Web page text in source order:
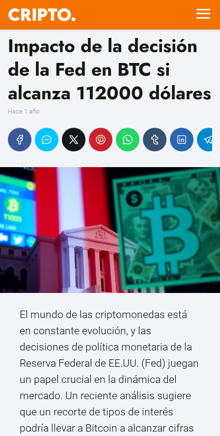
Impacto de la decisión
de la Fed en BTC si
alcanza 112000 dólares
hace 1 año
El mundo de las criptomonedas está
en constante evolución, y las
decisiones de política monetaria de la
Reserva Federal de EE.UU. (Fed) juegan
un papel crucial en la dinámica del
mercado. Un reciente análisis sugiere
que un recorte de tipos de interés
podría llevar a Bitcoin a alcanzar cifras